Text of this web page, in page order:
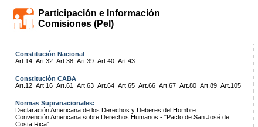
Participación e Información
Comisiones (PeI)
Constitución Nacional
Art.14 Art.32 Art.38 Art.39 Art.40 Art.43
Constitución CABA
Art.12 Art.16 Art.61 Art.63 Art.64 Art.65 Art.66 Art.67 Art.80 Art.89 Art.105
Normas Supranacionales:
Declaración Americana de los Derechos y Deberes del Hombre
Convención Americana sobre Derechos Humanos - "Pacto de San José de
Costa Rica"